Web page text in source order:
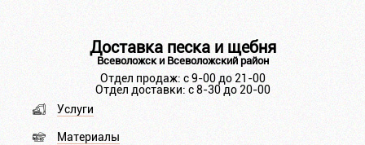
Доставка песка и щебня
Всеволожск и Всеволожский район
Отдел продаж: с 9-00 до 21-00
Отдел доставки: с 8-30 до 20-00
Услуги
Материалы